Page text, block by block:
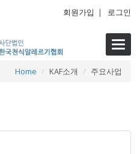
회원가입 | 로그인
Home
KAF소개 주요사업